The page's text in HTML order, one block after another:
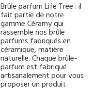
Céramy
–
Life
Tree
Brûle parfum Life Tree : il
fait partie de notre
gamme Céramy qui
rassemble nos brûle
parfums fabriqués en
céramique, matière
naturelle. Chaque brûle-
parfum est fabriqué
artisanalement pour vous
proposer un produit